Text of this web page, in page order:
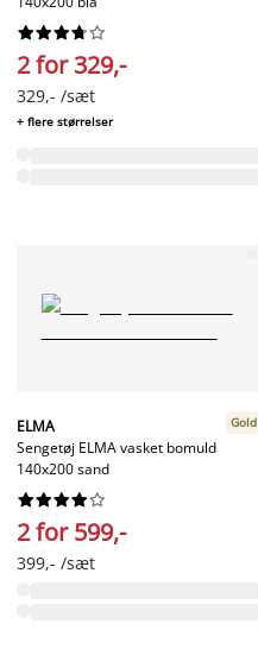






2 for 329,-
329,- /sæt
+ flere størrelser
ELMA
Sengetøj ELMA vasket bomuld
140x200 sand
Gold






2 for 599,-
399,- /sæt